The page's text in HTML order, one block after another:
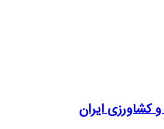
و کشاورزی ایران